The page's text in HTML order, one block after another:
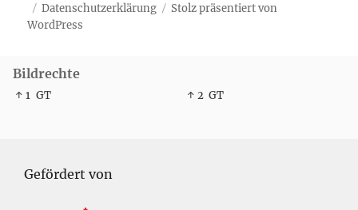
Datenschutzerklärung
Stolz präsentiert von
WordPress
Bildrechte
↑ 1 GT ↑ 2 GT
Gefördert von